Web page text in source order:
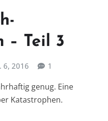
– Teil 3
6, 2016 1
genug. Eine
Katastrophen.